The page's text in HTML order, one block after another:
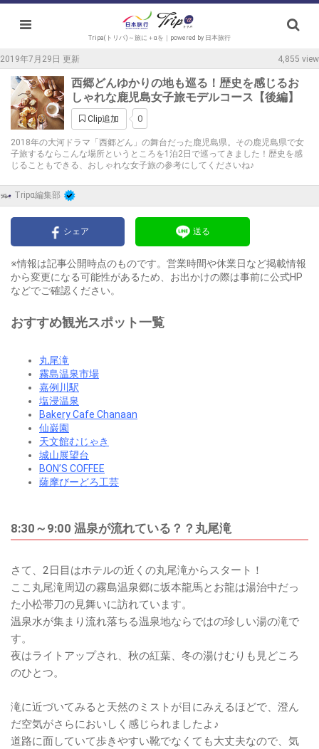
Tripa(トリパ)～旅に＋αを｜powered by 日本旅行
2019年7月29日 更新 4,855 view
西郷どんゆかりの地も巡る！歴史を感じるお
しゃれな鹿児島女子旅モデルコース【後編】
Clip追加 0
2018年の大河ドラマ「西郷どん」の舞台だった鹿児島県。その鹿児島県で女
子旅するならこんな場所というところを1泊2日で巡ってきました！歴史を感
じることもできる、おしゃれな女子旅の参考にしてくださいね♪
Tripα編集部
シェア 送る
※情報は記事公開時点のものです。営業時間や休業日など掲載情報
から変更になる可能性があるため、お出かけの際は事前に公式HP
などでご確認ください。
おすすめ観光スポット一覧
丸尾滝
霧島温泉市場
嘉例川駅
塩浸温泉
Bakery Cafe Chanaan
仙巌園
天文館むじゃき
城山展望台
BON’S COFFEE
薩摩びーどろ工芸
8:30～9:00 温泉が流れている？？丸尾滝
さて、2日目はホテルの近くの丸尾滝からスタート！
ここ丸尾滝周辺の霧島温泉郷に坂本龍馬とお龍は湯治中だっ
た小松帯刀の見舞いに訪れています。
温泉水が集まり流れ落ちる温泉地ならではの珍しい湯の滝で
す。
夜はライトアップされ、秋の紅葉、冬の湯けむりも見どころ
のひとつ。
滝に近づいてみると天然のミストが目にみえるほどで、澄ん
だ空気がさらにおいしく感じられましたよ♪
道路に面していて歩きやすい靴でなくても大丈夫なので、気